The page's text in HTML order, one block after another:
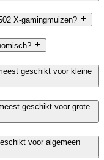
X-gamingmuizen?
geschikt voor kleine
geschikt voor grote
voor algemeen